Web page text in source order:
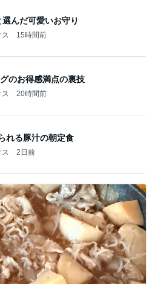
んだ可愛いお守り
15時間前
のお得感満点の裏技
20時間前
れる豚汁の朝定食
2日前